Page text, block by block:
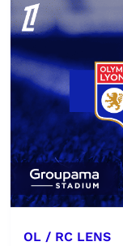
OL / RC LENS